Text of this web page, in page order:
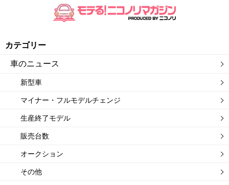
カテゴリー
車のニュース
新型車
マイナー・フルモデルチェンジ
生産終了モデル
販売台数
オークション
その他